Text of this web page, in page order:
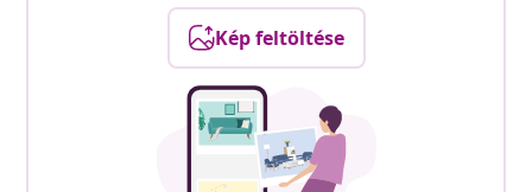
Kép feltöltése